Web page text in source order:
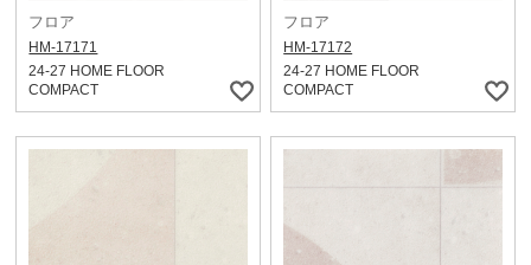
フロア
HM-17171
24-27 HOME FLOOR
COMPACT
フロア
HM-17172
24-27 HOME FLOOR
COMPACT